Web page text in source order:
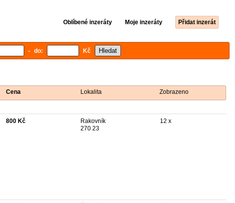
Oblíbené inzeráty Moje inzeráty Přidat inzerát
- do: Kč
Cena Lokalita Zobrazeno
800 Kč
Rakovník
270 23
12 x